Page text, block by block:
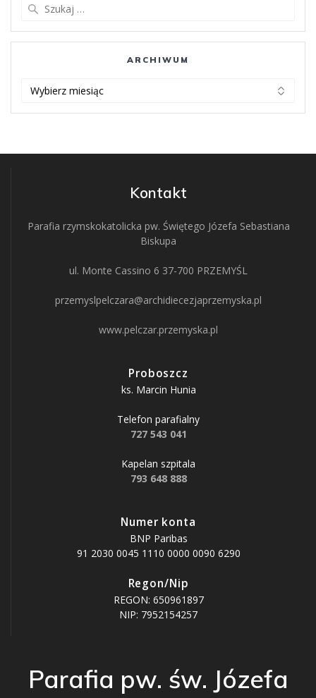
ARCHIWUM
Kontakt
Parafia rzymskokatolicka pw. Świętego Józefa Sebastiana
Biskupa
ul. Monte Cassino 6 37-700 PRZEMYŚL
przemyslpelczara@archidiecezjaprzemyska.pl
www.pelczar.przemyska.pl
Proboszcz
ks. Marcin Hunia
Telefon parafialny
727 543 041
Kapelan szpitala
793 648 888
Numer konta
BNP Paribas
91 2030 0045 1110 0000 0090 6290
Regon/Nip
REGON: 650961897
NIP: 7952154257
Parafia pw. św. Józefa